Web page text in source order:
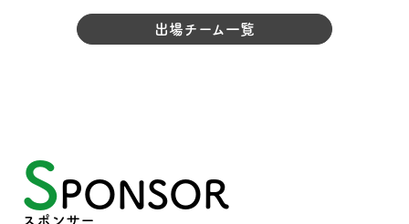
出場チーム一覧
SPONSOR
スポンサー